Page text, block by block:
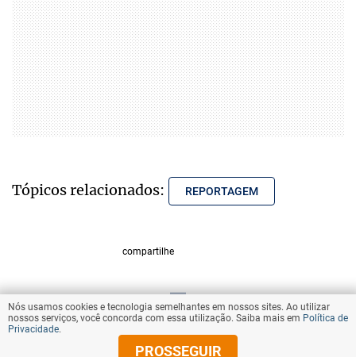
Tópicos relacionados: REPORTAGEM
compartilhe
VOLTAR AO TOPO
© Copyright 2026 Diários Associados
Nós usamos cookies e tecnologia semelhantes em nossos sites. Ao utilizar
nossos serviços, você concorda com essa utilização. Saiba mais em Política de
Privacidade.
PROSSEGUIR